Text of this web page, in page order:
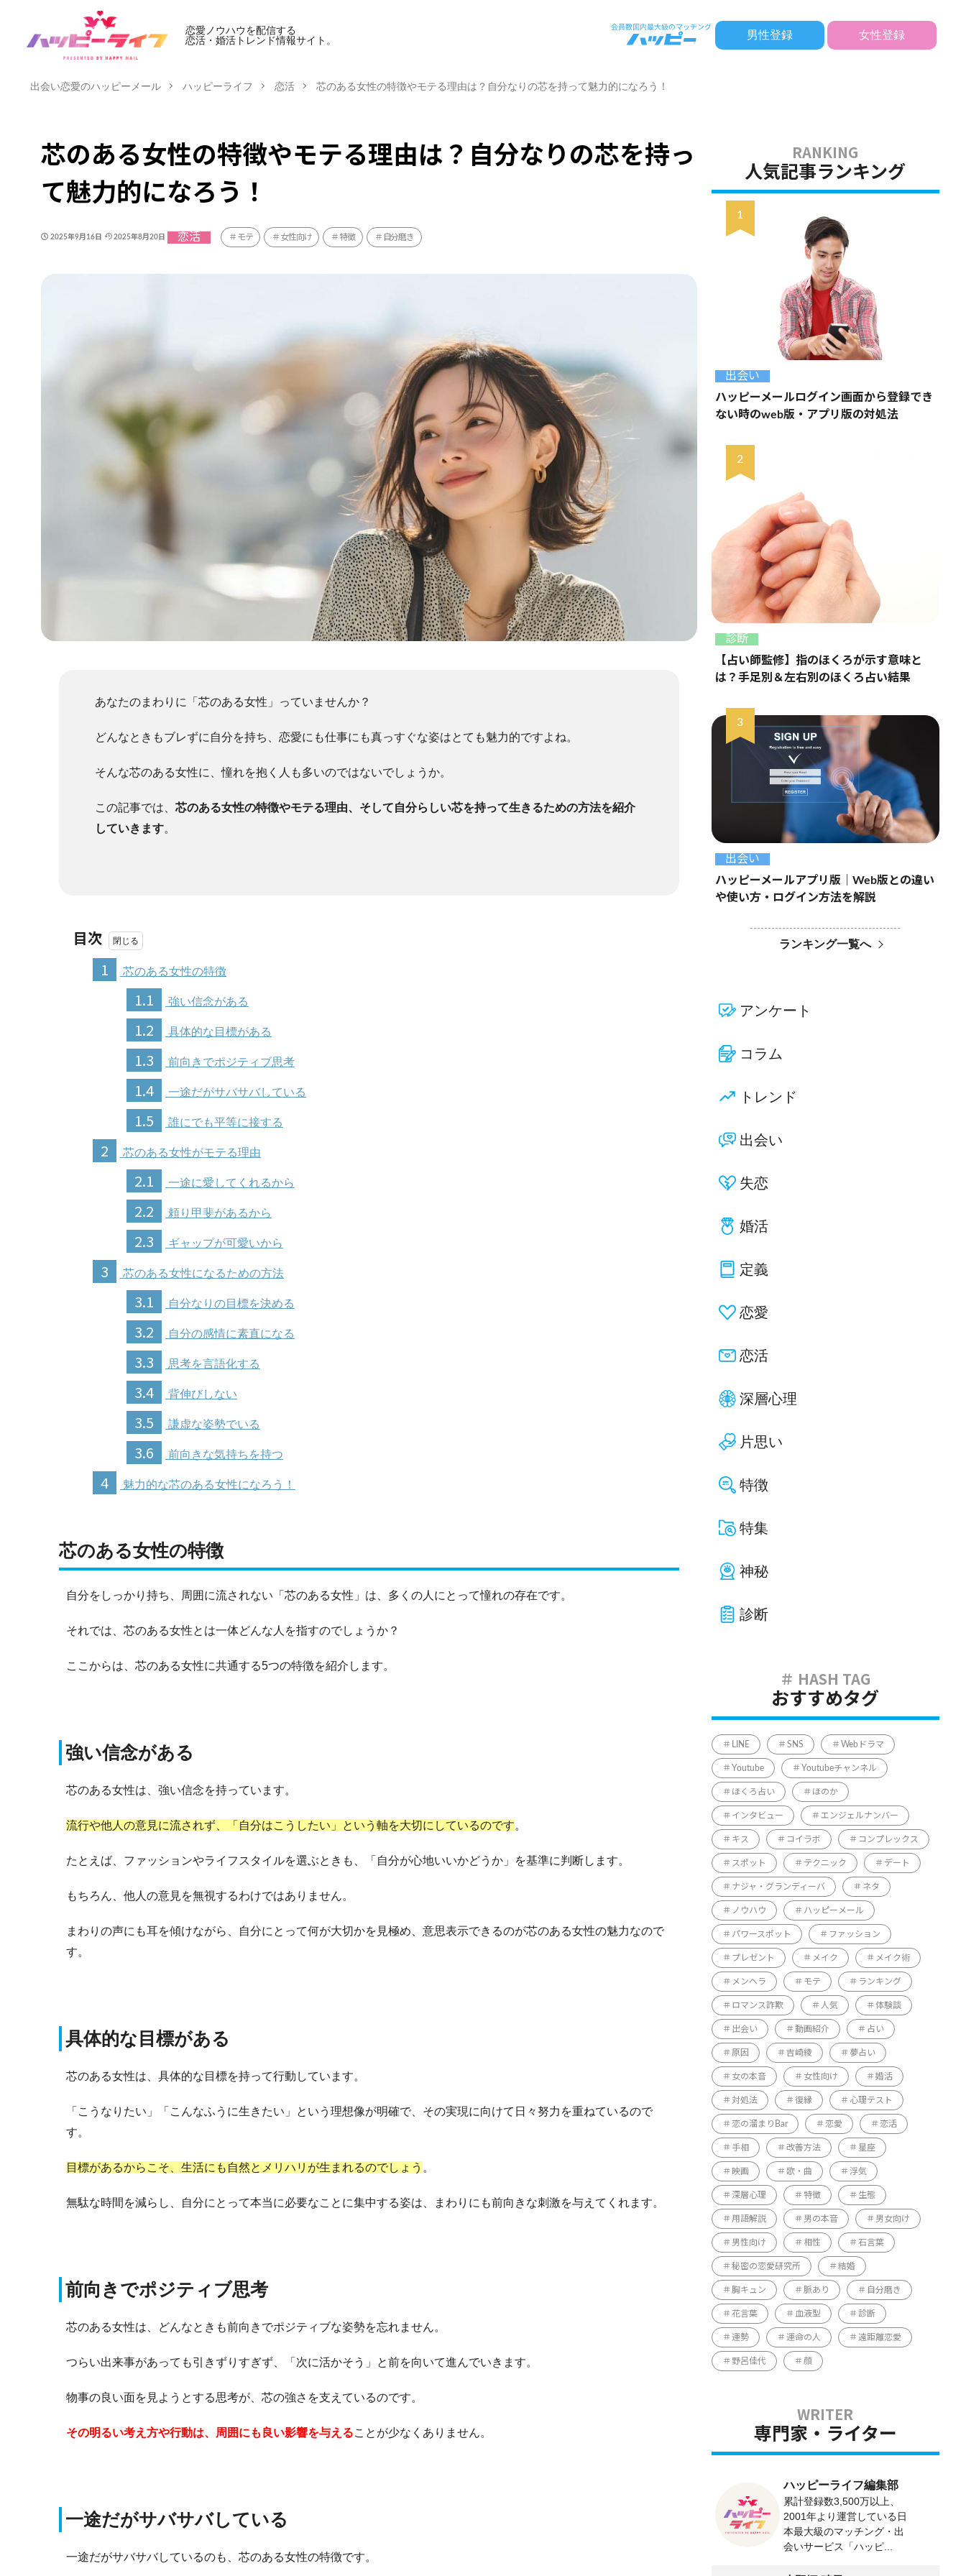
恋愛ノウハウを配信する
恋活・婚活トレンド情報サイト。
男性登録 女性登録
出会い恋愛のハッピーメール ハッピーライフ 恋活 芯のある女性の特徴やモテる理由は？自分なりの芯を持って魅力的になろう！
芯のある女性の特徴やモテる理由は？自分なりの芯を持っ
て魅力的になろう！
2025年9月16日 2025年8月20日 恋活 モテ 女性向け 特徴 自分磨き
あなたのまわりに「芯のある女性」っていませんか？
どんなときもブレずに自分を持ち、恋愛にも仕事にも真っすぐな姿はとても魅力的ですよね。
そんな芯のある女性に、憧れを抱く人も多いのではないでしょうか。
この記事では、 芯のある女性の特徴やモテる理由、そして自分らしい芯を持って生きるための方法を紹介
していきます。
目次
1
芯のある女性の特徴
1.1 強い信念がある
1.2 具体的な目標がある
1.3 前向きでポジティブ思考
1.4 一途だがサバサバしている
1.5 誰にでも平等に接する
2 芯のある女性がモテる理由
2.1 一途に愛してくれるから
2.2 頼り甲斐があるから
2.3 ギャップが可愛いから
3 芯のある女性になるための方法
3.1 自分なりの目標を決める
3.2 自分の感情に素直になる
3.3 思考を言語化する
3.4 背伸びしない
3.5 謙虚な姿勢でいる
3.6 前向きな気持ちを持つ
4 魅力的な芯のある女性になろう！
芯のある女性の特徴
自分をしっかり持ち、周囲に流されない「芯のある女性」は、多くの人にとって憧れの存在です。
それでは、芯のある女性とは一体どんな人を指すのでしょうか？
ここからは、芯のある女性に共通する5つの特徴を紹介します。
強い信念がある
芯のある女性は、強い信念を持っています。
流行や他人の意見に流されず、「自分はこうしたい」という軸を大切にしているのです。
たとえば、ファッションやライフスタイルを選ぶときも、「自分が心地いいかどうか」を基準に判断します。
もちろん、他人の意見を無視するわけではありません。
まわりの声にも耳を傾けながら、自分にとって何が大切かを見極め、意思表示できるのが芯のある女性の魅力なので
す。
具体的な目標がある
芯のある女性は、具体的な目標を持って行動しています。
「こうなりたい」「こんなふうに生きたい」という理想像が明確で、その実現に向けて日々努力を重ねているので
す。
目標があるからこそ、生活にも自然とメリハリが生まれるのでしょう 。
無駄な時間を減らし、自分にとって本当に必要なことに集中する姿は、まわりにも前向きな刺激を与えてくれます。
前向きでポジティブ思考
芯のある女性は、どんなときも前向きでポジティブな姿勢を忘れません。
つらい出来事があっても引きずりすぎず、「次に活かそう」と前を向いて進んでいきます。
物事の良い面を見ようとする思考が、芯の強さを支えているのです。
その明るい考え方や行動は、周囲にも良い影響を与えることが少なくありません。
一途だがサバサバしている
一途だがサバサバしているのも、芯のある女性の特徴です。
人気記事ランキング
出会い
ハッピーメールログイン画面から登録でき
ない時のweb版・アプリ版の対処法
診断
【占い師監修】指のほくろが示す意味と
は？手足別＆左右別のほくろ占い結果
出会い
ハッピーメールアプリ版｜Web版との違い
や使い方・ログイン方法を解説
ランキング一覧へ
アンケート
コラム
トレンド
出会い
失恋
婚活
定義
恋愛
恋活
深層心理
片思い
特徴
特集
神秘
診断
おすすめタグ
LINE SNS Webドラマ
Youtube Youtubeチャンネル
ほくろ占い ほのか
インタビュー エンジェルナンバー
キス コイラボ コンプレックス
スポット テクニック デート
ナジャ・グランディーバ ネタ
ノウハウ ハッピーメール
パワースポット ファッション
プレゼント メイク メイク術
メンヘラ モテ ランキング
ロマンス詐欺 人気 体験談
出会い 動画紹介 占い
原因 吉崎綾 夢占い
女の本音 女性向け 婚活
対処法 復縁 心理テスト
恋の溜まりBar 恋愛 恋活
手相 改善方法 星座
映画 歌・曲 浮気
深層心理 特徴 生態
用語解説 男の本音 男女向け
男性向け 相性 石言葉
秘密の恋愛研究所 結婚
胸キュン 脈あり 自分磨き
花言葉 血液型 診断
運勢 運命の人 遠距離恋愛
野呂佳代 顔
専門家・ライター
ハッピーライフ編集部
累計登録数3,500万以上、
2001年より運営している日
本最大級のマッチング・出
会いサービス「ハッピ...